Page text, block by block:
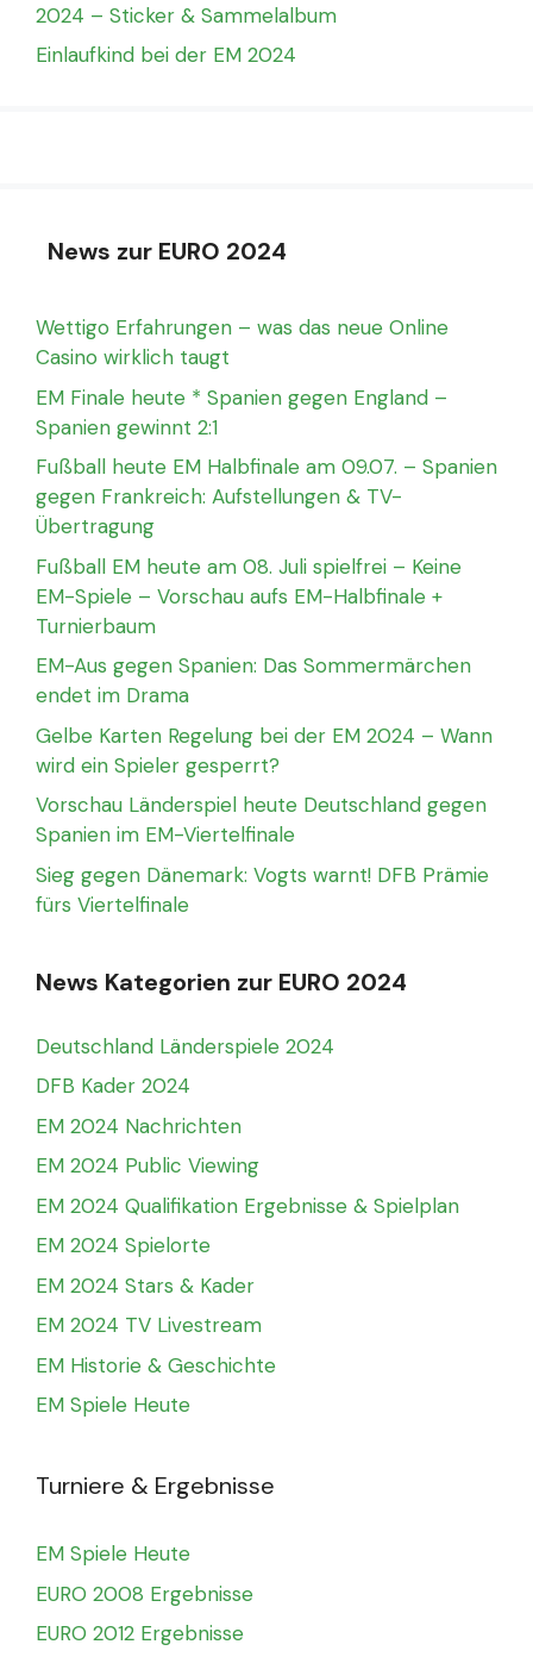
2024 – Sticker & Sammelalbum
Einlaufkind bei der EM 2024
News zur EURO 2024
Wettigo Erfahrungen – was das neue Online
Casino wirklich taugt
EM Finale heute * Spanien gegen England –
Spanien gewinnt 2:1
Fußball heute EM Halbfinale am 09.07. – Spanien
gegen Frankreich: Aufstellungen & TV-
Übertragung
Fußball EM heute am 08. Juli spielfrei – Keine
EM-Spiele – Vorschau aufs EM-Halbfinale +
Turnierbaum
EM-Aus gegen Spanien: Das Sommermärchen
endet im Drama
Gelbe Karten Regelung bei der EM 2024 – Wann
wird ein Spieler gesperrt?
Vorschau Länderspiel heute Deutschland gegen
Spanien im EM-Viertelfinale
Sieg gegen Dänemark: Vogts warnt! DFB Prämie
fürs Viertelfinale
News Kategorien zur EURO 2024
Deutschland Länderspiele 2024
DFB Kader 2024
EM 2024 Nachrichten
EM 2024 Public Viewing
EM 2024 Qualifikation Ergebnisse & Spielplan
EM 2024 Spielorte
EM 2024 Stars & Kader
EM 2024 TV Livestream
EM Historie & Geschichte
EM Spiele Heute
Turniere & Ergebnisse
EM Spiele Heute
EURO 2008 Ergebnisse
EURO 2012 Ergebnisse